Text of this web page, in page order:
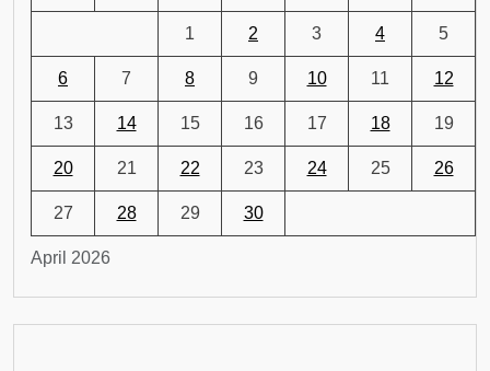
April 2026
1 2 3 4 5
6 7 8 9 10 11 12
13 14 15 16 17 18 19
20 21 22 23 24 25 26
27 28 29 30